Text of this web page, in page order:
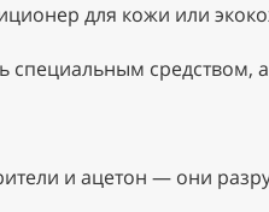
для кожи или
специальным средством,
и ацетон — они